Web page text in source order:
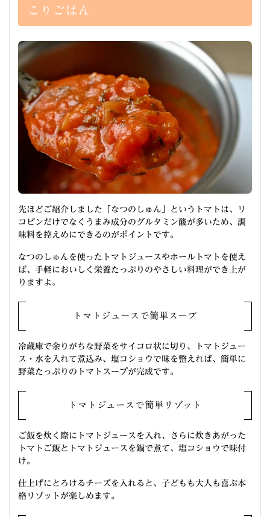
こりごはん
先ほどご紹介しました「なつのしゅん」というトマトは、リ
コピンだけでなくうまみ成分のグルタミン酸が多いため、調
味料を控えめにできるのがポイントです。
なつのしゅんを使ったトマトジュースやホールトマトを使え
ば、手軽においしく栄養たっぷりのやさしい料理ができ上が
りますよ。
トマトジュースで簡単スープ
冷蔵庫で余りがちな野菜をサイコロ状に切り、トマトジュー
ス・水を入れて煮込み、塩コショウで味を整えれば、簡単に
野菜たっぷりのトマトスープが完成です。
トマトジュースで簡単リゾット
ご飯を炊く際にトマトジュースを入れ、さらに炊きあがった
トマトご飯とトマトジュースを鍋で煮て、塩コショウで味付
け。
仕上げにとろけるチーズを入れると、子どもも大人も喜ぶ本
格リゾットが楽しめます。